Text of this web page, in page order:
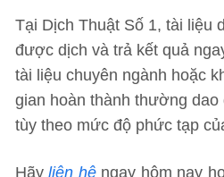
Tại Dịch Thuật Số 1, tài liệu
được dịch và trả kết quả
tài liệu chuyên ngành hoặc
gian hoàn thành thường
tùy theo mức độ phức tạp
Hãyliên hệ ngay hôm nay